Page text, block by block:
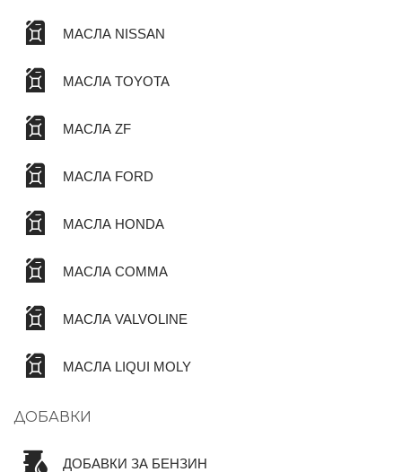
МАСЛА NISSAN
МАСЛА TOYOTA
МАСЛА ZF
МАСЛА FORD
МАСЛА HONDA
МАСЛА COMMA
МАСЛА VALVOLINE
МАСЛА LIQUI MOLY
ДОБАВКИ
ДОБАВКИ ЗА БЕНЗИН